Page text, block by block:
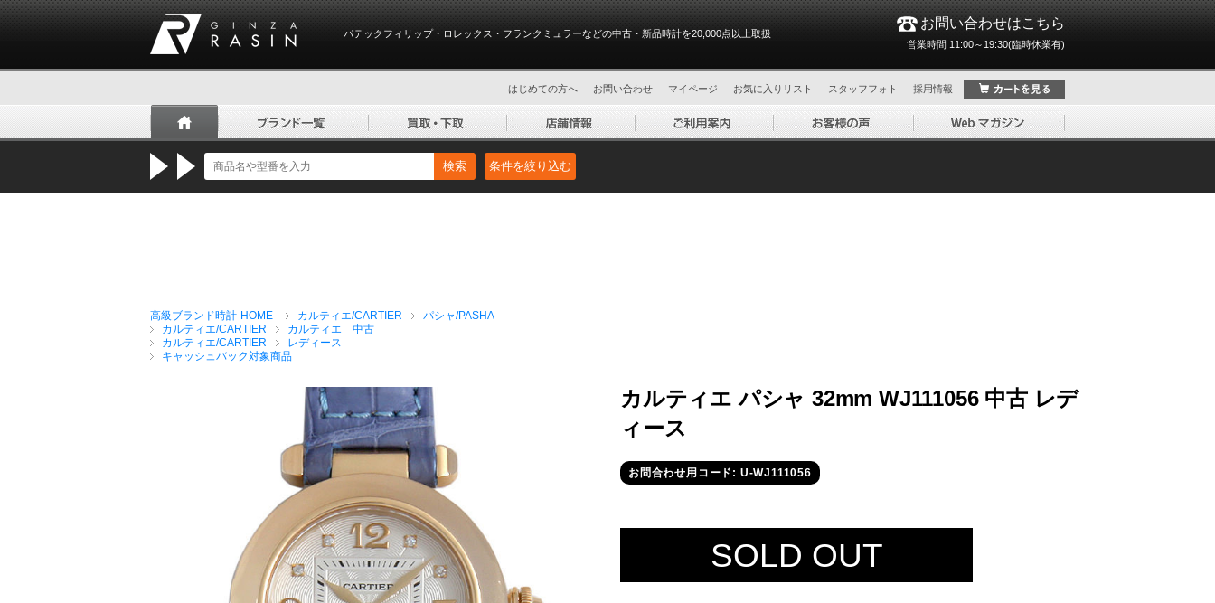
パテックフィリップ・ロレックス・フランクミュラーなどの中古・新品時計を20,000点以上取扱
お問い合わせはこちら
営業時間 11:00～19:30(臨時休業有)
はじめての方へ お問い合わせ マイページ お気に入りリスト スタッフフォト 採用情報
検索 条件を絞り込む
高級ブランド時計-HOME カルティエ/CARTIER
パシャ/PASHA
カルティエ/CARTIER
カルティエ 中古
カルティエ/CARTIER
レディース
キャッシュバック対象商品
カルティエ パシャ 32mm WJ111056 中古 レデ
ィース
お問合わせ用コード: U-WJ111056
SOLD OUT